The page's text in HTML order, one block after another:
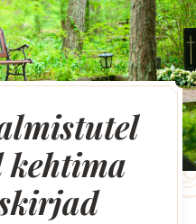
kehtima